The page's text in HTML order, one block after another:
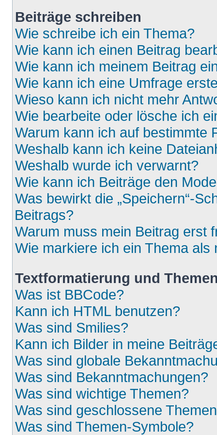
Beiträge schreiben
Wie schreibe ich ein Thema?
Wie kann ich einen Beitrag
Wie kann ich meinem Beitrag
Wie kann ich eine Umfrage
Wieso kann ich nicht mehr
Wie bearbeite oder lösche ich
Warum kann ich auf bestimmte
Weshalb kann ich keine
Weshalb wurde ich verwarnt?
Wie kann ich Beiträge den
Was bewirkt die „Speichern“-
Beitrags?
Warum muss mein Beitrag erst
Wie markiere ich ein Thema als
Textformatierung und
Was ist BBCode?
Kann ich HTML benutzen?
Was sind Smilies?
Kann ich Bilder in meine
Was sind globale
Was sind Bekanntmachungen?
Was sind wichtige Themen?
Was sind geschlossene
Was sind Themen-Symbole?